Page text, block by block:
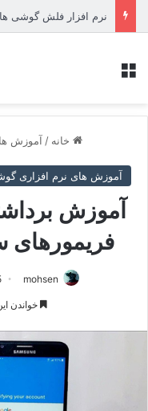
معروفی نرم افزار XU-TOOL نسخه 2.0 برای برند Xiaomi
خانه / آموزش
آموزش های نرم افزاری
فریمورهای
mohsen
خواندن این مطلب 1